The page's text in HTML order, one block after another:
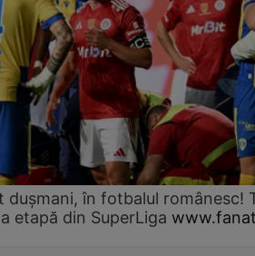
dușmani, în fotbalul românesc!
etapă din SuperLiga